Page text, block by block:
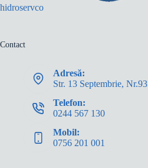
hidroservco
Contact
Adresă:
Str. 13 Septembrie, Nr.93
Telefon:
0244 567 130
Mobil:
0756 201 001